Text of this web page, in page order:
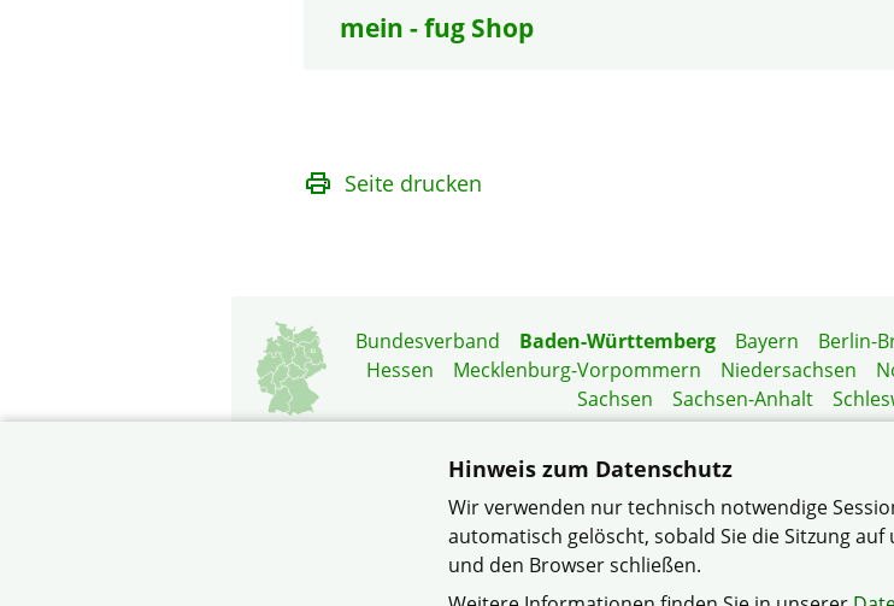
mein - fug Shop
Seite drucken
Bundesverband Baden-Württemberg Bayern Berlin-
Hessen
Mecklenburg-Vorpommern Niedersachsen
Sachsen
Sachsen-Anhalt
© Bezirksverband Neckar-Odenwald im Verband
Hinweis zum Datenschutz
Wir verwenden nur technisch notwendige
automatisch gelöscht, sobald Sie die Sitzung
und den Browser schließen.